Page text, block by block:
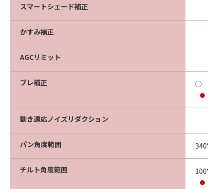
スマートシェード補正
かすみ補正
AGCリミット
ブレ補正
○
動き適応ノイズリダクション
パン角度範囲 340°
チルト角度範囲
100°